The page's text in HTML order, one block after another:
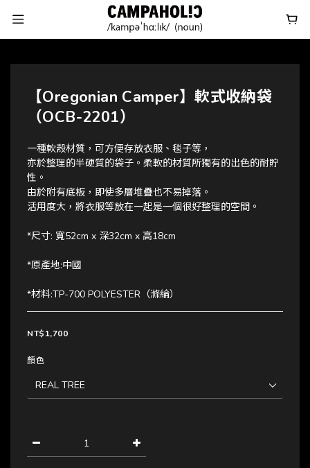
【Oregonian Camper】軟式收納袋
（OCB-2201）
一種軟殼材質，可方便存放衣服、毯子等，
亦於整理的半硬質的袋子。柔軟的材質所獨有的出色的耐貯
性。
由於附有底板，即使多層堆疊也不易掉落。
活用度大，將衣服等放在一起是一個很好整理的空間。
*尺寸: 寬52cm x 深32cm x 高18cm
*原產地:中國
*材料:TP-700 POLYESTER（滌綸）
NT$1,700
顏色